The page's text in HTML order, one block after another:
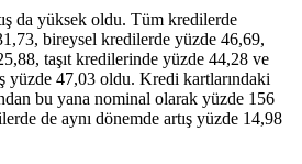
da yüksek oldu. Tüm kredilerde
bireysel kredilerde yüzde 46,69,
taşıt kredilerinde yüzde 44,28 ve
yüzde 47,03 oldu. Kredi kartlarındaki
bu yana nominal olarak yüzde 156
de aynı dönemde artış yüzde 14,98